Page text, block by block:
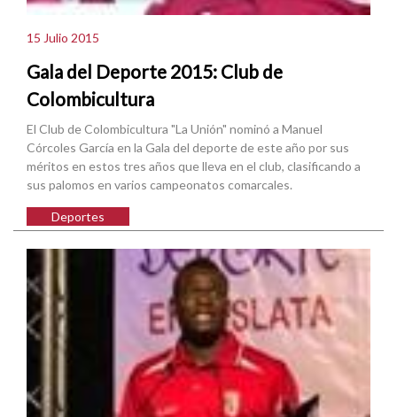
15 Julio 2015
Gala del Deporte 2015: Club de
Colombicultura
El Club de Colombicultura "La Unión" nominó a Manuel
Córcoles García en la Gala del deporte de este año por sus
méritos en estos tres años que lleva en el club, clasificando a
sus palomos en varios campeonatos comarcales.
Deportes